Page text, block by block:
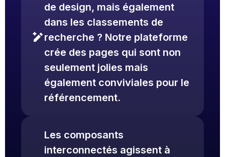
de design, mais également
dans les classements de
recherche ? Notre plateforme
crée des pages qui sont non
seulement jolies mais
également conviviales pour le
référencement.
Les composants
interconnectés agissent à